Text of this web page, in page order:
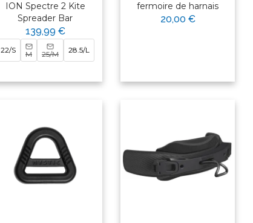
ION Spectre 2 Kite
Spreader Bar
139,99 €
22/S M 25/M 28.5/L
fermoire de harnais
20,00 €